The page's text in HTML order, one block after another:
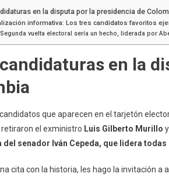
en la disputa por la presidencia de
informativa: Los tres candidatos favoritos
Segunda vuelta electoral sería un hecho, liderada por
en la
que aparecen en el tarjetón
el exministro Luis Gilberto Murillo
del senador Iván Cepeda, que lidera
cita con la historia, les hago la invitación